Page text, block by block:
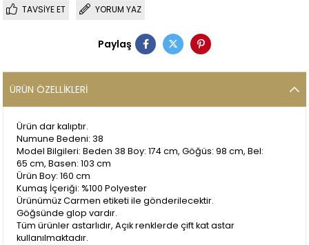
TAVSIYE ET YORUM YAZ
Paylaş
ÜRÜN ÖZELLIKLERI
Ürün dar kalıptır.
Numune Bedeni: 38
Model Bilgileri: Beden 38 Boy: 174 cm, Göğüs: 98 cm, Bel:
65 cm, Basen: 103 cm
Ürün Boy: 160 cm
Kumaş İçeriği: %100 Polyester
Ürünümüz Carmen etiketi ile gönderilecektir.
Göğsünde glop vardır.
Tüm ürünler astarlıdır, Açık renklerde çift kat astar
kullanılmaktadır.